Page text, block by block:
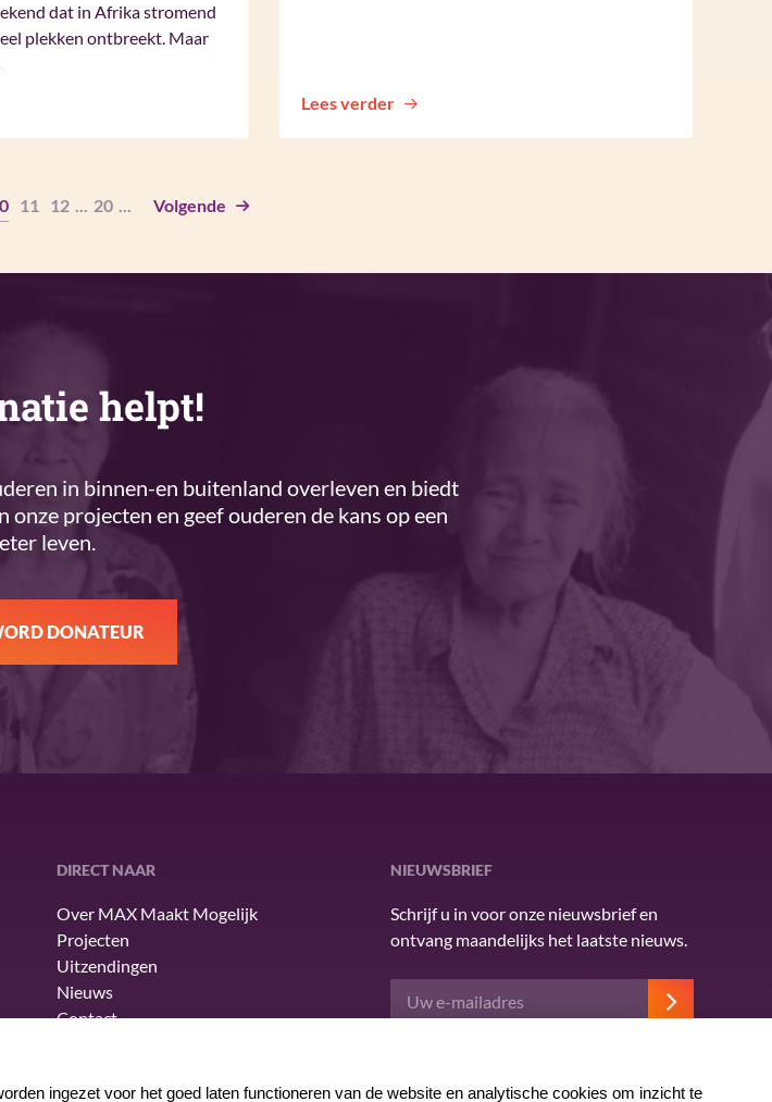
dat in Afrika stromend
plekken ontbreekt. Maar
Lees verder
11 12 ... 20 ... Volgende
helpt!
in binnen-en buitenland overleven en biedt
projecten en geef ouderen de kans op een
leven.
DONATEUR
DIRECT NAAR
Over MAX Maakt Mogelijk
Projecten
Uitzendingen
Nieuws
Contact
NIEUWSBRIEF
Schrijf u in voor onze nieuwsbrief en
ontvang maandelijks het laatste nieuws.
servicevoorwaarden
van toepassing.